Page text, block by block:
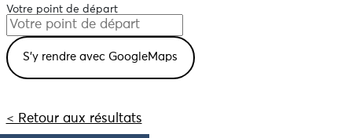
Votre point de départ
< Retour aux résultats